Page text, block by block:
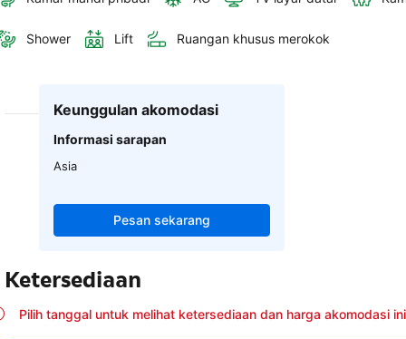
Shower Lift Ruangan khusus merokok
Keunggulan akomodasi
Informasi sarapan
Asia
Pesan sekarang
Ketersediaan
Pilih tanggal untuk melihat ketersediaan dan harga akomodasi ini